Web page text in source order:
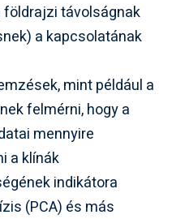
távolságnak
a kapcsolatának
mint például a
felmérni, hogy a
mennyire
a klínák
indikátora
(PCA) és más